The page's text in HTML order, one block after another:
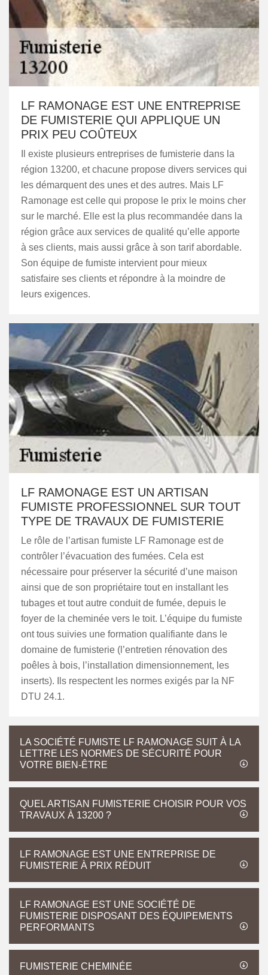
LF RAMONAGE EST UNE ENTREPRISE
DE FUMISTERIE QUI APPLIQUE UN
PRIX PEU COÛTEUX
Il existe plusieurs entreprises de fumisterie dans la
région 13200, et chacune propose divers services qui
les démarquent des unes et des autres. Mais LF
Ramonage est celle qui propose le prix le moins cher
sur le marché. Elle est la plus recommandée dans la
région grâce aux services de qualité qu’elle apporte
à ses clients, mais aussi grâce à son tarif abordable.
Son équipe de fumiste intervient pour mieux
satisfaire ses clients et répondre à la moindre de
leurs exigences.
LF RAMONAGE EST UN ARTISAN
FUMISTE PROFESSIONNEL SUR TOUT
TYPE DE TRAVAUX DE FUMISTERIE
Le rôle de l’artisan fumiste LF Ramonage est de
contrôler l’évacuation des fumées. Cela est
nécessaire pour préserver la sécurité d’une maison
ainsi que de son propriétaire tout en installant les
tubages et tout autre conduit de fumée, depuis le
foyer de la cheminée vers le toit. L’équipe du fumiste
ont tous suivies une formation qualifiante dans le
domaine de fumisterie (l’entretien rénovation des
poêles à bois, l’installation dimensionnement, les
inserts). Ils respectent les normes exigés par la NF
DTU 24.1.
LA SOCIÉTÉ FUMISTE LF RAMONAGE SUIT À LA
LETTRE LES NORMES DE SÉCURITÉ POUR
VOTRE BIEN-ÊTRE
QUEL ARTISAN FUMISTERIE CHOISIR POUR VOS
TRAVAUX À 13200 ?
LF RAMONAGE EST UNE ENTREPRISE DE
FUMISTERIE À PRIX RÉDUIT
LF RAMONAGE EST UNE SOCIÉTÉ DE
FUMISTERIE DISPOSANT DES ÉQUIPEMENTS
PERFORMANTS
FUMISTERIE CHEMINÉE